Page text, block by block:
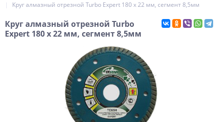
Круг алмазный отрезной Turbo Expert 180 х 22 мм, сегмент 8,5мм
Круг алмазный отрезной Turbo
Expert 180 х 22 мм, сегмент 8,5мм